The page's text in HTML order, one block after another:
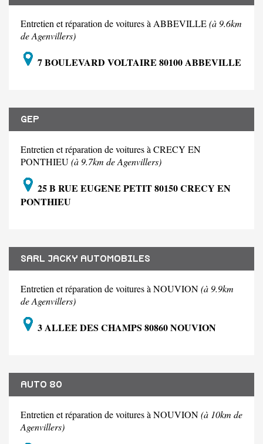
Entretien et réparation de voitures à ABBEVILLE(à 9.6km
de Agenvillers)
7 BOULEVARD VOLTAIRE 80100 ABBEVILLE
GEP
Entretien et réparation de voitures à CRECY EN
PONTHIEU(à 9.7km de Agenvillers)
25 B RUE EUGENE PETIT 80150 CRECY EN
PONTHIEU
SARL JACKY AUTOMOBILES
Entretien et réparation de voitures à NOUVION(à 9.9km
de Agenvillers)
3 ALLEE DES CHAMPS 80860 NOUVION
AUTO 80
Entretien et réparation de voitures à NOUVION(à 10km de
Agenvillers)